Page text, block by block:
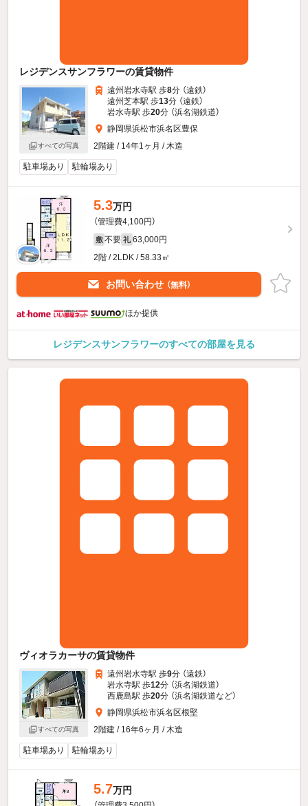
レジデンスサンフラワーの賃貸物件
すべての写真
遠州岩水寺駅 歩8分 （遠鉄）
遠州芝本駅 歩13分 （遠鉄）
岩水寺駅 歩20分 （浜名湖鉄道）
静岡県浜松市浜名区豊保
2階建 / 14年1ヶ月 / 木造
駐車場あり 駐輪場あり
5.3万円
（管理費4,100円）
敷 不要 礼 63,000円
2階 / 2LDK / 58.33㎡
お問い合わせ （無料）
ほか提供
レジデンスサンフラワーのすべての部屋を見る
ヴィオラカーサの賃貸物件
すべての写真
遠州岩水寺駅 歩9分 （遠鉄）
岩水寺駅 歩12分 （浜名湖鉄道）
西鹿島駅 歩20分 （浜名湖鉄道など）
静岡県浜松市浜名区根堅
2階建 / 16年6ヶ月 / 木造
駐車場あり 駐輪場あり
5.7万円